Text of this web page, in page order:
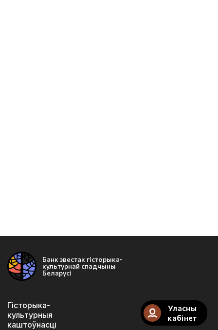
Банк звестак гісторыка-
культурнай спадчыны
Беларусі
Гісторыка-
культурныя
каштоўнасці
Уласны
кабінет